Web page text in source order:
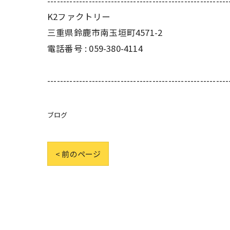
K2ファクトリー
三重県鈴鹿市南玉垣町4571-2
電話番号 : 059-380-4114
ブログ
< 前のページ